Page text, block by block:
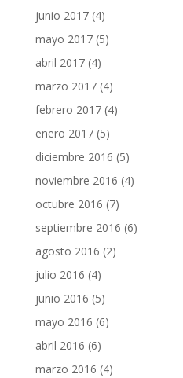
junio 2017(4)
mayo 2017(5)
abril 2017(4)
marzo 2017(4)
febrero 2017(4)
enero 2017(5)
diciembre 2016 (5)
noviembre 2016 (4)
octubre 2016 (7)
septiembre 2016 (6)
agosto 2016 (2)
julio 2016 (4)
junio 2016 (5)
mayo 2016 (6)
abril 2016 (6)
marzo 2016 (4)